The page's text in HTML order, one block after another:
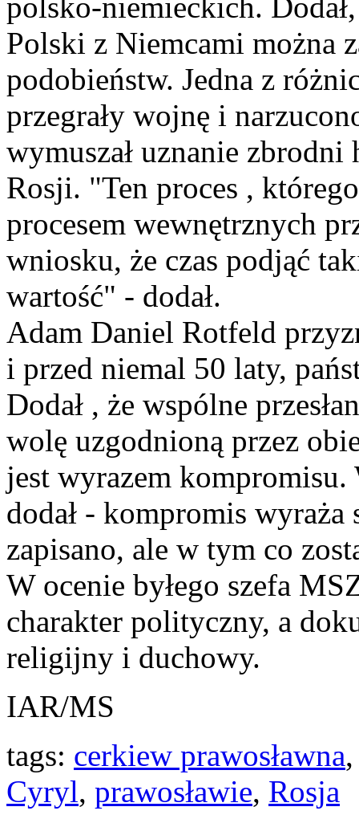
Polski z Niemcami można
podobieństw. Jedna z
przegrały wojnę i
wymuszał uznanie
Rosji. "Ten proces ,
procesem wewnętrznych
wniosku, że czas podjąć
wartość" - dodał.
Adam Daniel Rotfeld
i przed niemal 50 laty,
Dodał , że wspólne
wolę uzgodnioną przez
jest wyrazem
dodał - kompromis
zapisano, ale w tym co
W ocenie byłego szefa
charakter polityczny, a
religijny i duchowy.
IAR/MS
tags: cerkiew prawosławna
Cyryl, prawosławie, Rosja